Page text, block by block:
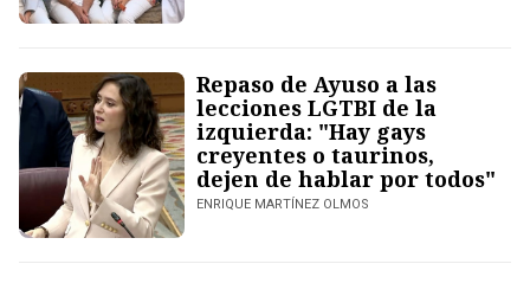
Repaso de Ayuso a las
lecciones LGTBI de la
izquierda: "Hay gays
creyentes o taurinos,
dejen de hablar por todos"
ENRIQUE MARTÍNEZ OLMOS